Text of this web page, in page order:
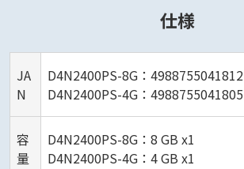
仕様
JA
N
D4N2400PS-8G：4988755041812
D4N2400PS-4G：4988755041805
容
量
D4N2400PS-8G：8 GB x1
D4N2400PS-4G：4 GB x1